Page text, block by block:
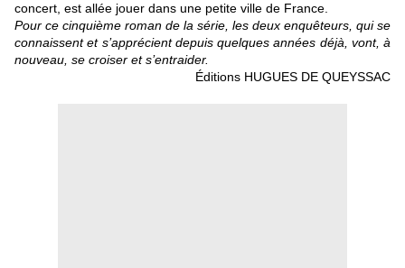
concert, est allée jouer dans une petite ville de France.
Pour ce cinquième roman de la série, les deux enquêteurs, qui se
connaissent et s’apprécient depuis quelques années déjà, vont, à
nouveau, se croiser et s’entraider.
Éditions HUGUES DE QUEYSSAC